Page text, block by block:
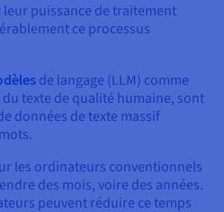
puissance de traitement
ce processus
de langage (LLM) comme
texte de qualité humaine, sont
données de texte massif
les ordinateurs conventionnels
des mois, voire des années.
peuvent réduire ce temps